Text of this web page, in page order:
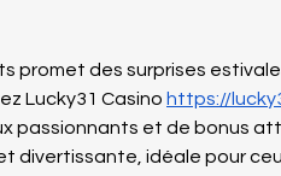
promet des surprises
Lucky31 Casino https://
passionnants et de bonus
divertissante, idéale pour